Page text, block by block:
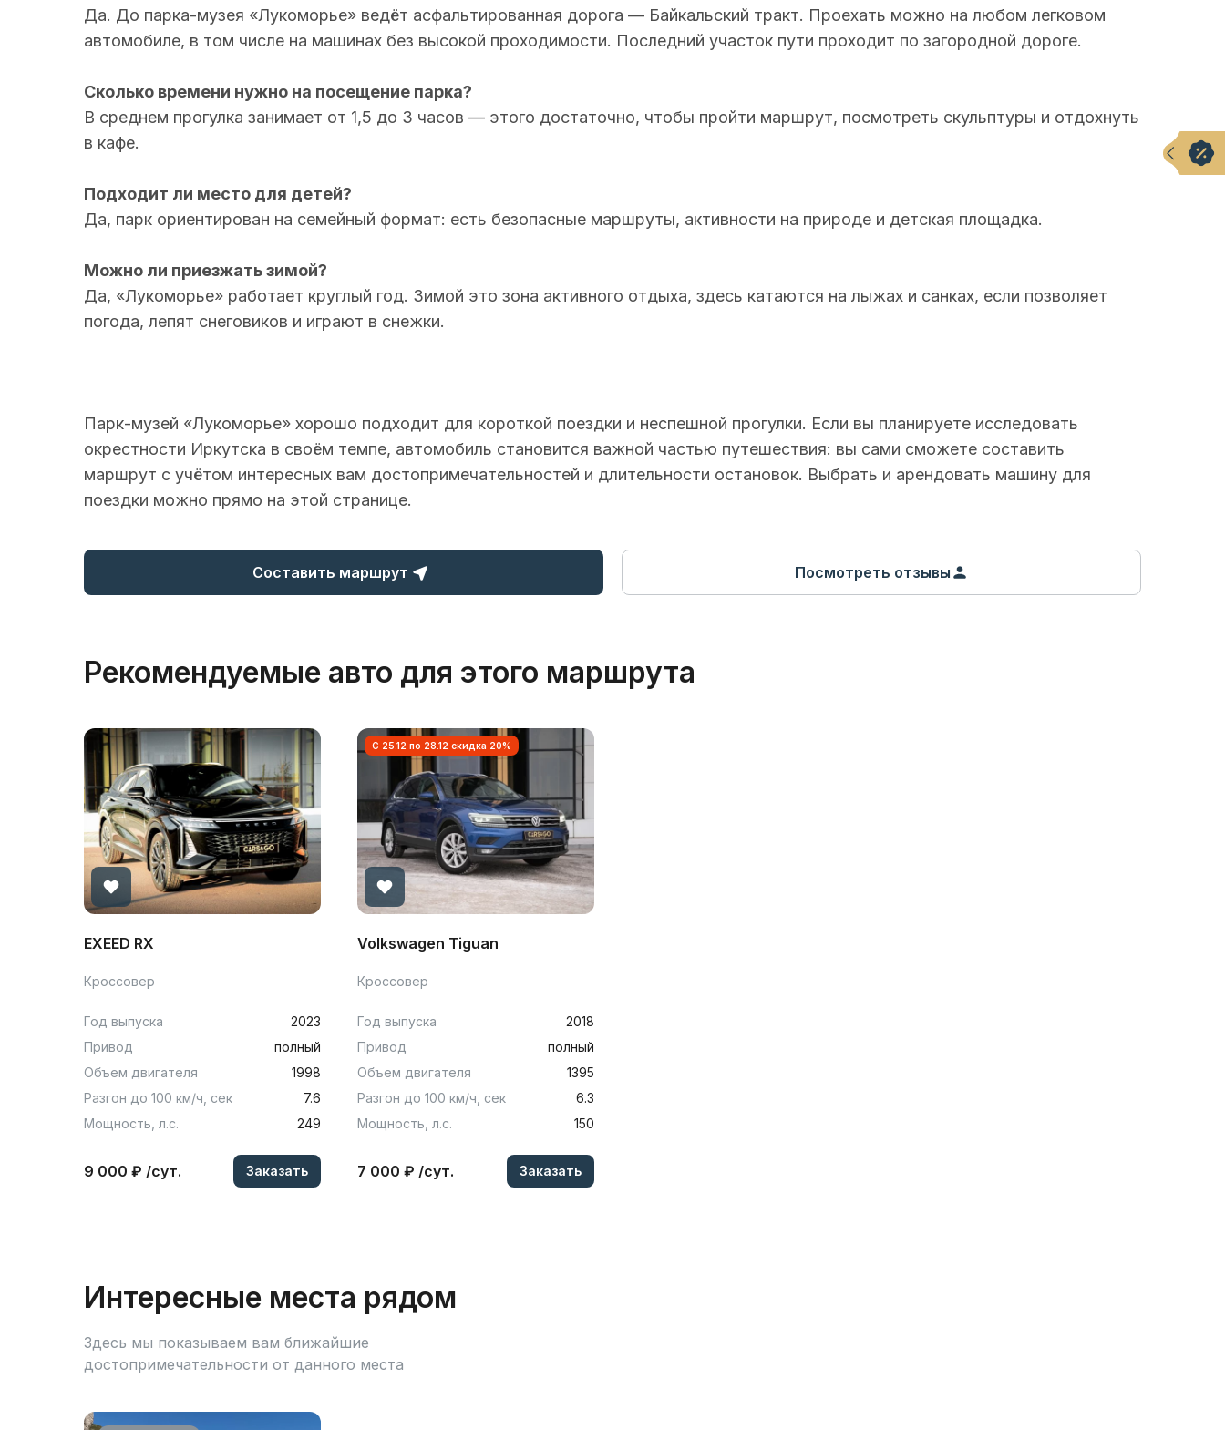
Да. До парка-музея «Лукоморье» ведёт асфальтированная дорога — Байкальский тракт. Проехать можно на любом легковом
автомобиле, в том числе на машинах без высокой проходимости. Последний участок пути проходит по загородной дороге.
Сколько времени нужно на посещение парка?
В среднем прогулка занимает от 1,5 до 3 часов — этого достаточно, чтобы пройти маршрут, посмотреть скульптуры и отдохнуть
в кафе.
Подходит ли место для детей?
Да, парк ориентирован на семейный формат: есть безопасные маршруты, активности на природе и детская площадка.
Можно ли приезжать зимой?
Да, «Лукоморье» работает круглый год. Зимой это зона активного отдыха, здесь катаются на лыжах и санках, если позволяет
погода, лепят снеговиков и играют в снежки.
Парк-музей «Лукоморье» хорошо подходит для короткой поездки и неспешной прогулки. Если вы планируете исследовать
окрестности Иркутска в своём темпе, автомобиль становится важной частью путешествия: вы сами сможете составить
маршрут с учётом интересных вам достопримечательностей и длительности остановок. Выбрать и арендовать машину для
поездки можно прямо на этой странице.
Составить маршрут Посмотреть отзывы
Рекомендуемые авто для этого маршрута
EXEED RX
Кроссовер
Год выпуска
2023
Привод
полный
Объем двигателя
1998
Разгон до 100 км/ч, сек
7.6
Мощность, л.с.
249
9 000 ₽ /сут. Заказать
С 25.12 по 28.12 скидка 20%
Volkswagen Tiguan
Кроссовер
Год выпуска
2018
Привод
полный
Объем двигателя
1395
Разгон до 100 км/ч, сек
6.3
Мощность, л.с.
150
7 000 ₽ /сут. Заказать
Интересные места рядом
Здесь мы показываем вам ближайшие
достопримечательности от данного места